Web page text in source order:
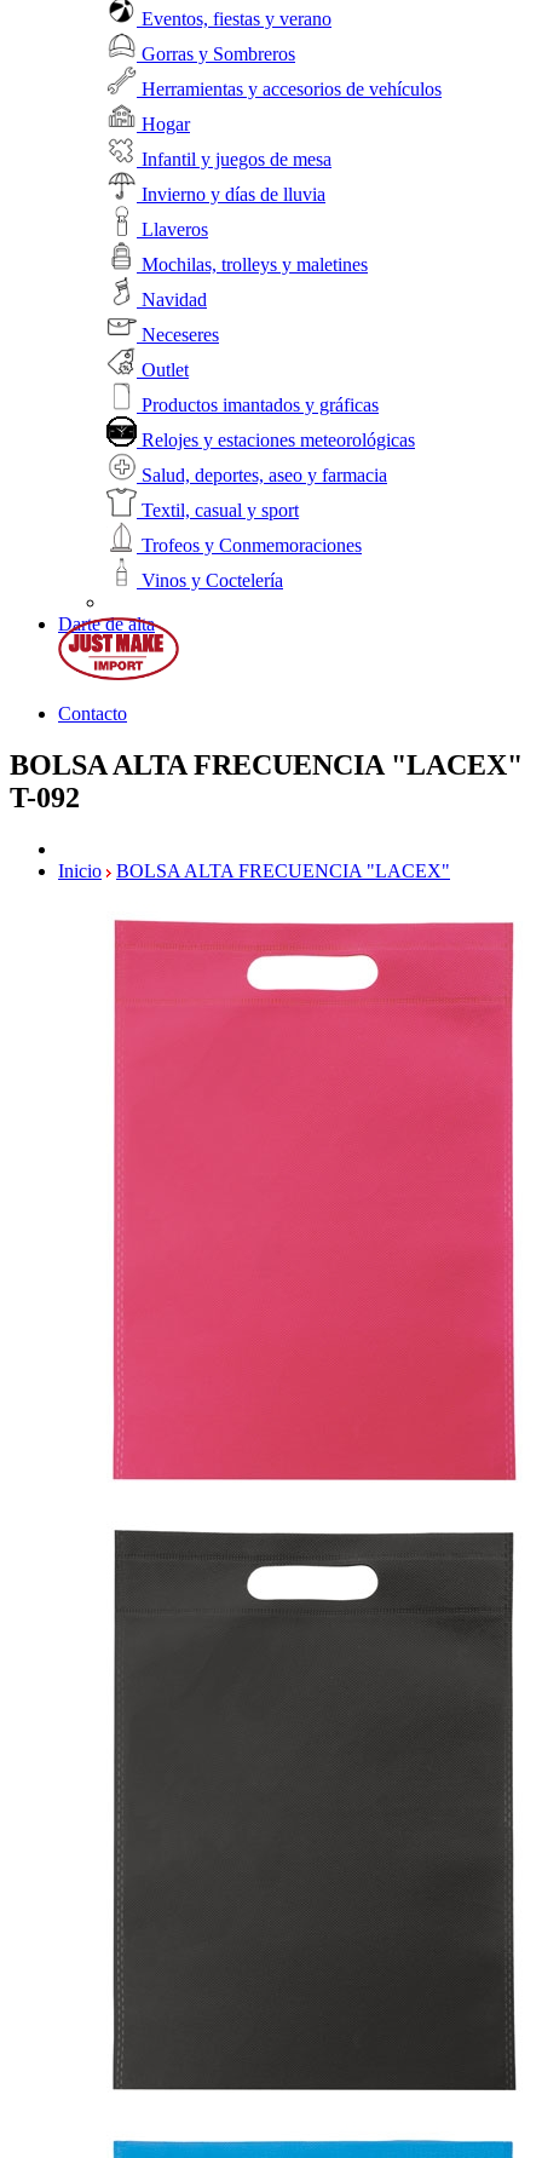
Eventos, fiestas y verano
Gorras y Sombreros
Herramientas y accesorios de vehículos
Hogar
Infantil y juegos de mesa
Invierno y días de lluvia
Llaveros
Mochilas, trolleys y maletines
Navidad
Neceseres
Outlet
Productos imantados y gráficas
Relojes y estaciones meteorológicas
Salud, deportes, aseo y farmacia
Textil, casual y sport
Trofeos y Conmemoraciones
Vinos y Coctelería
Darte de alta
Contacto
BOLSA ALTA FRECUENCIA "LACEX"
T-092
Inicio BOLSA ALTA FRECUENCIA "LACEX"